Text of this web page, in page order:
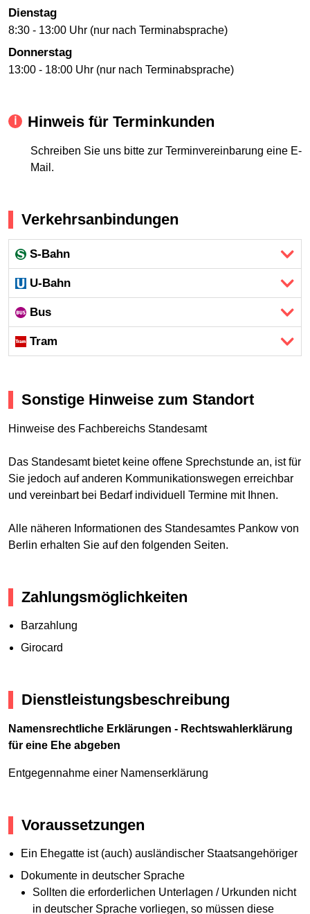
Dienstag
8:30 - 13:00 Uhr (nur nach Terminabsprache)
Donnerstag
13:00 - 18:00 Uhr (nur nach Terminabsprache)
Hinweis für Terminkunden
Schreiben Sie uns bitte zur Terminvereinbarung eine E-
Mail.
Verkehrsanbindungen
S-Bahn
U-Bahn
Bus
Tram
Sonstige Hinweise zum Standort
Hinweise des Fachbereichs Standesamt
Das Standesamt bietet keine offene Sprechstunde an, ist für
Sie jedoch auf anderen Kommunikationswegen erreichbar
und vereinbart bei Bedarf individuell Termine mit Ihnen.
Alle näheren Informationen des Standesamtes Pankow von
Berlin erhalten Sie auf den folgenden Seiten.
Zahlungsmöglichkeiten
Barzahlung
Girocard
Dienstleistungsbeschreibung
Namensrechtliche Erklärungen - Rechtswahlerklärung
für eine Ehe abgeben
Entgegennahme einer Namenserklärung
Voraussetzungen
Ein Ehegatte ist (auch) ausländischer Staatsangehöriger
Dokumente in deutscher Sprache
Sollten die erforderlichen Unterlagen / Urkunden nicht
in deutscher Sprache vorliegen, so müssen diese